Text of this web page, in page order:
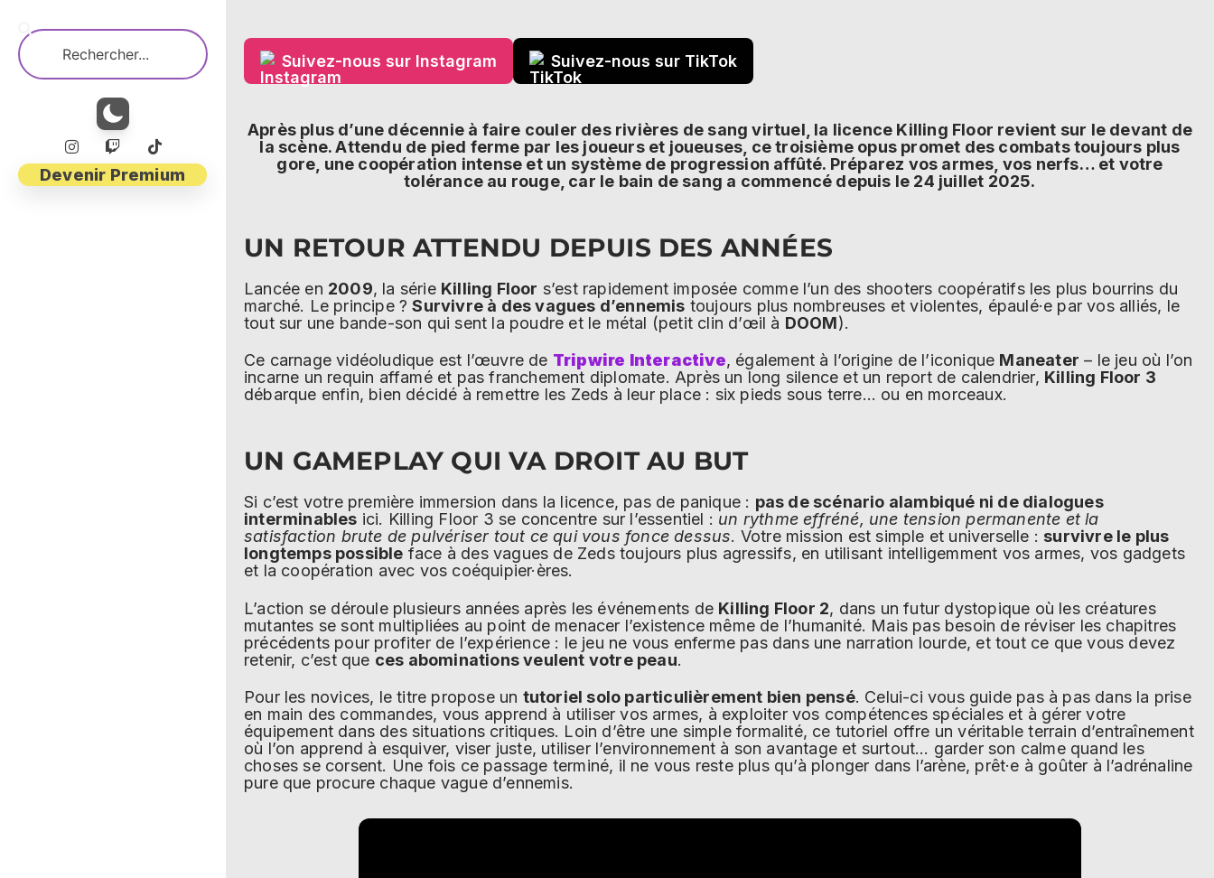
Devenir Premium
Suivez-nous sur Instagram Suivez-nous sur TikTok
Après plus d’une décennie à faire couler des rivières de sang virtuel, la licence Killing Floor revient sur le devant de
la scène. Attendu de pied ferme par les joueurs et joueuses, ce troisième opus promet des combats toujours plus
gore, une coopération intense et un système de progression affûté. Préparez vos armes, vos nerfs… et votre
tolérance au rouge, car le bain de sang a commencé depuis le 24 juillet 2025.
UN RETOUR ATTENDU DEPUIS DES ANNÉES
Lancée en 2009, la série Killing Floor s’est rapidement imposée comme l’un des shooters coopératifs les plus bourrins du
marché. Le principe ?Survivre à des vagues d’ennemis toujours plus nombreuses et violentes, épaulé·e par vos alliés, le
tout sur une bande-son qui sent la poudre et le métal (petit clin d’œil à DOOM).
Ce carnage vidéoludique est l’œuvre de Tripwire Interactive, également à l’origine de l’iconique Maneater – le jeu où l’on
incarne un requin affamé et pas franchement diplomate. Après un long silence et un report de calendrier, Killing Floor 3
débarque enfin, bien décidé à remettre les Zeds à leur place : six pieds sous terre… ou en morceaux.
UN GAMEPLAY QUI VA DROIT AU BUT
Si c’est votre première immersion dans la licence, pas de panique : pas de scénario alambiqué ni de dialogues
interminables ici. Killing Floor 3 se concentre sur l’essentiel : un rythme effréné, une tension permanente et la
satisfaction brute de pulvériser tout ce qui vous fonce dessus. Votre mission est simple et universelle : survivre le plus
longtemps possible face à des vagues de Zeds toujours plus agressifs, en utilisant intelligemment vos armes, vos gadgets
et la coopération avec vos coéquipier·ères.
L’action se déroule plusieurs années après les événements de Killing Floor 2, dans un futur dystopique où les créatures
mutantes se sont multipliées au point de menacer l’existence même de l’humanité. Mais pas besoin de réviser les chapitres
précédents pour profiter de l’expérience : le jeu ne vous enferme pas dans une narration lourde, et tout ce que vous devez
retenir, c’est que ces abominations veulent votre peau.
Pour les novices, le titre propose un tutoriel solo particulièrement bien pensé. Celui-ci vous guide pas à pas dans la prise
en main des commandes, vous apprend à utiliser vos armes, à exploiter vos compétences spéciales et à gérer votre
équipement dans des situations critiques. Loin d’être une simple formalité, ce tutoriel offre un véritable terrain d’entraînement
où l’on apprend à esquiver, viser juste, utiliser l’environnement à son avantage et surtout… garder son calme quand les
choses se corsent. Une fois ce passage terminé, il ne vous reste plus qu’à plonger dans l’arène, prêt·e à goûter à l’adrénaline
pure que procure chaque vague d’ennemis.